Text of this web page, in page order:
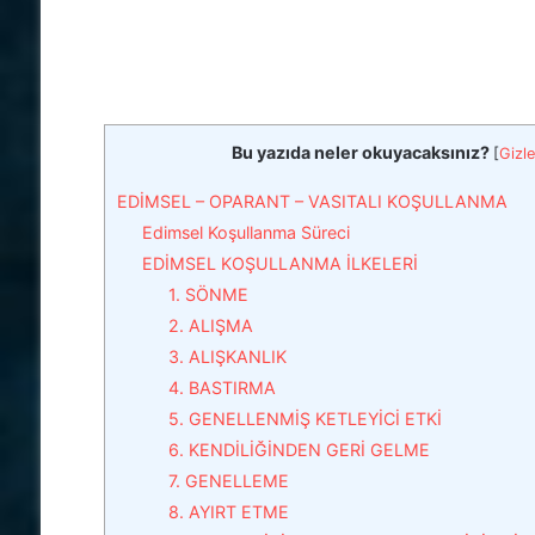
Bu yazıda neler okuyacaksınız? [Gizle
EDİMSEL – OPARANT – VASITALI KOŞULLANMA
Edimsel Koşullanma Süreci
EDİMSEL KOŞULLANMA İLKELERİ
1. SÖNME
2. ALIŞMA
3. ALIŞKANLIK
4. BASTIRMA
5. GENELLENMİŞ KETLEYİCİ ETKİ
6. KENDİLİĞİNDEN GERİ GELME
7. GENELLEME
8. AYIRT ETME